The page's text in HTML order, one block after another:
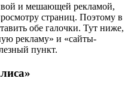
и мешающей рекламой,
страниц. Поэтому в
обе галочки. Тут ниже,
рекламу» и «сайты-
пункт.